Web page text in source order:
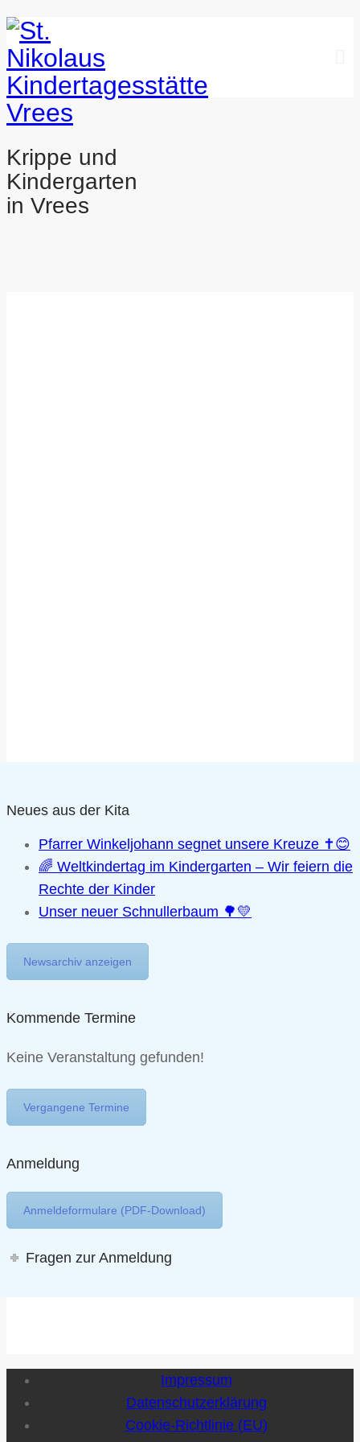
Krippe und
Kindergarten
in Vrees
Skip
to
content
Neues aus der Kita
Pfarrer Winkeljohann segnet unsere Kreuze ✝️😊
🌈 Weltkindertag im Kindergarten – Wir feiern die
Rechte der Kinder
Unser neuer Schnullerbaum 🌳💛
Newsarchiv anzeigen
Kommende Termine
Keine Veranstaltung gefunden!
Vergangene Termine
Anmeldung
Anmeldeformulare (PDF-Download)
Fragen zur Anmeldung
Impressum
Datenschutzerklärung
Cookie-Richtlinie (EU)